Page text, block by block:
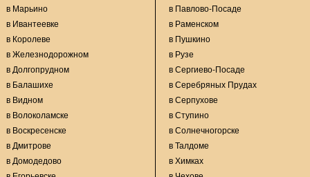
в Марьино
в Ивантеевке
в Королеве
в Железнодорожном
в Долгопрудном
в Балашихе
в Видном
в Волоколамске
в Воскресенске
в Дмитрове
в Домодедово
в Павлово-Посаде
в Раменском
в Пушкино
в Рузе
в Сергиево-Посаде
в Серебряных Прудах
в Серпухове
в Ступино
в Солнечногорске
в Талдоме
в Химках